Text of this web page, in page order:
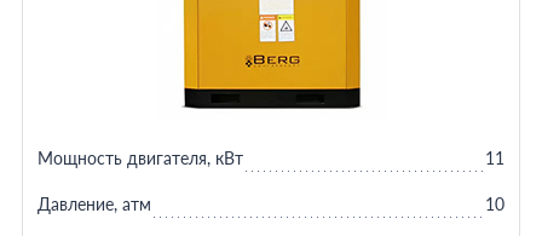
Мощность двигателя, кВт 11
Давление, атм 10